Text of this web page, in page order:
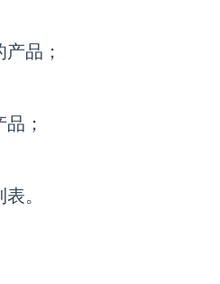
品；
；
。